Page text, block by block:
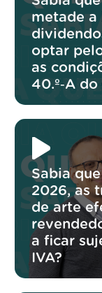
metade a
optar
as
40.º‑A do
Sabia
2026, as
de arte
a ficar
IVA?